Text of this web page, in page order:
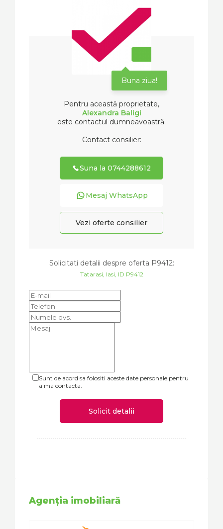
Buna ziua!
Pentru această proprietate,
Alexandra Baligi
este contactul dumneavoastră.
Contact consilier:
Suna la 0744288612
Mesaj WhatsApp
Vezi oferte consilier
Solicitati detalii despre oferta P9412:
Tatarasi, Iasi, ID P9412
Sunt de acord sa folositi aceste date personale pentru
a ma contacta.
Solicit detalii
Agenția imobiliară